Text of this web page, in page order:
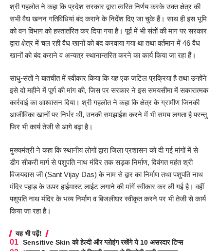
श्रीगहलोतने कहा कि प्रदेश सरकार द्वारा त्वरित निर्णय करके उक्त क्षेत्र की
सभी वैध खनन गतिविधियां बंद कराने के निर्देश दिए जा चुके हैं। साथ ही इस भूमि
को वन विभाग को हस्तातंरित कर दिया गया है। पूर्व में भी संतों की मांग पर सरकार
द्वारा क्षेत्र में चल रही वैध खानों को बंद करवाया गया था तथा वर्तमान में 46 वैध
खानों को बंद कराने व अन्यत्र स्थानान्तरित करने का कार्य किया जा रहा हैंं।
साधु-संतों ने बातचीत में स्वीकार किया कि यह एक जटिल प्रक्रिया है तथा उन्होंने
इसे दो महीने में पूर्ण की मांग की, जिस पर सरकार ने इस समयसीमा में सकारात्मक
कार्रवाई का आश्वासन दिया। श्री गहलोत ने कहा कि क्षेत्र के ग्रामीण जिनकी
आजीविका खानों पर निर्भर थी, उनकी समझाईश करने में भी समय लगता है परन्तु
फिर भी कार्य तेजी सेे आगे बढ़ा है।
मुख्यमंत्री ने कहा कि स्थानीय लोगों द्वारा जिला प्रशासन को दी गई मांगों में से
डीग सीकरी मार्ग से पशुपति नाथ मंदिर तक सड़क निर्माण, दिवंगत महंत श्री
विजयदास जी (Sant Vijay Das) के नाम से द्वार का निर्माण तथा पशुपति नाथ
मंदिर पहाड़ के ऊपर हाईमास्ट लाईट लगाने की मांगें स्वीकार कर ली गई है। वहीं
पशुपति नाथ मंदिर के भव्य निर्माण व बिजलीघर स्वीकृत करने पर भी तेजी से कार्य
किया जा रहा है।
यह भी पढ़ें!
Sensitive Skin को हेल्दी और ग्लोइंग रखेंगे ये 10 असरदार टिप्स